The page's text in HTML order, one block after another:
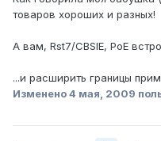
товаров хороших и разных!
А вам, Rst7/CBSIE, PoE
...и расширить границы
Изменено4 мая, 2009